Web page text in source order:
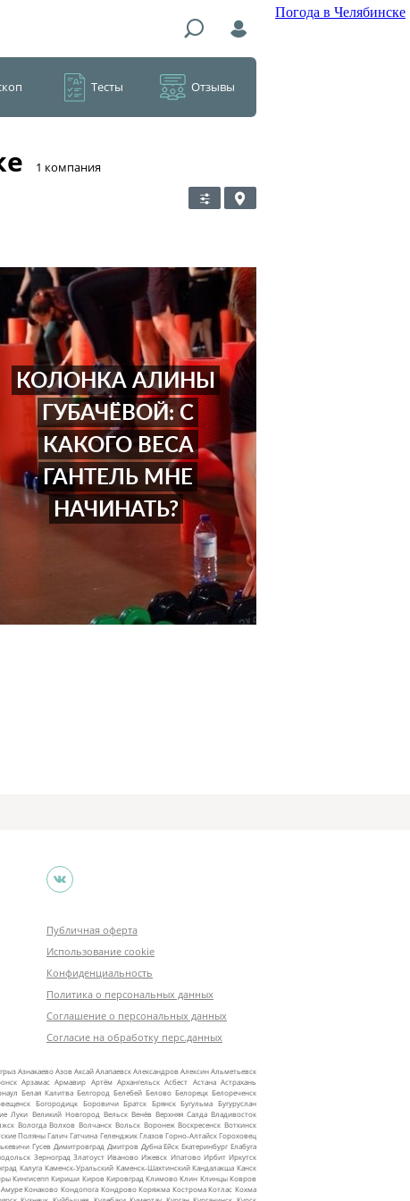
Погода в Челябинске
Тесты Отзывы
​1 компания
КОЛОНКА АЛИНЫ
ГУБАЧЁВОЙ: С
КАКОГО ВЕСА
ГАНТЕЛЬ МНЕ
НАЧИНАТЬ?
Публичная оферта
Использование cookie
Конфиденциальность
Политика о персональных данных
Соглашение о персональных данных
Согласие на обработку перс.данных
АзнакаевоАзовАксайАлапаевскАлександровАлексинАльметьевск
Арзамас Армавир Артём Архангельск Асбест Астана Астрахань
Белая Калитва Белгород Белебей Белово Белорецк Белореченск
Богородицк Боровичи Братск Брянск Бугульма Бугуруслан
Луки Великий Новгород Вельск Венёв Верхняя Салда Владивосток
Вологда Волхов Волчанск Вольск Воронеж Воскресенск Воткинск
Поляны Галич Гатчина Геленджик Глазов Горно‑АлтайскГороховец
Гусев Димитровград Дмитров Дубна Ейск Екатеринбург Елабуга
Зерноград Златоуст Иваново Ижевск Ипатово Ирбит Иркутск
Калуга Каменск‑Уральский Каменск‑Шахтинский Кандалакша Канск
Кингисепп Кириши Киров Кировград Климово Клин Клинцы Ковров
Конаково Кондопога Кондрово Коряжма Кострома Котлас Кохма